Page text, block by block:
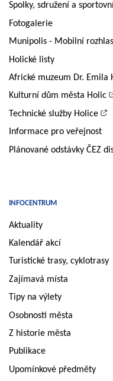
Spolky, sdružení a
Fotogalerie
Munipolis - Mobilní rozhlas
Holické listy
Africké muzeum Dr. Emila
Kulturní dům města Holic
Technické služby Holice
Informace pro veřejnost
Plánované odstávky ČEZ
INFOCENTRUM
Aktuality
Kalendář akcí
Turistické trasy, cyklotrasy
Zajímavá místa
Tipy na výlety
Osobnosti města
Z historie města
Publikace
Upomínkové předměty